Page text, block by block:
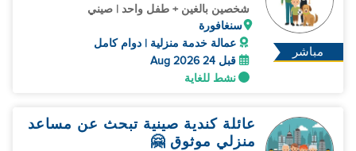
مباشر
شخصين بالغين + طفل واحد | صيني
سنغافورة
عمالة خدمة منزلية | دوام كامل
قبل 24 Aug 2026
نشط للغاية
عائلة كندية صينية تبحث عن مساعد
منزلي موثوق 🤗